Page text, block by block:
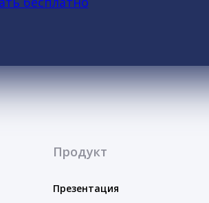
Продукт
Презентация